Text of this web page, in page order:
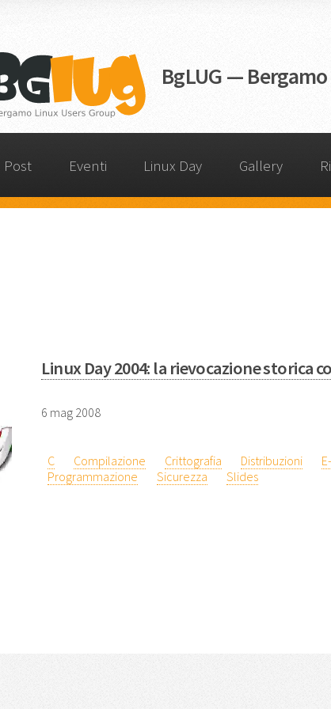
BgLUG —
Post Eventi Linux Day Gallery
Linux Day 2004: la rievocazione storica
6 mag 2008
C Compilazione Crittografia Distribuzioni
Programmazione
Sicurezza Slides